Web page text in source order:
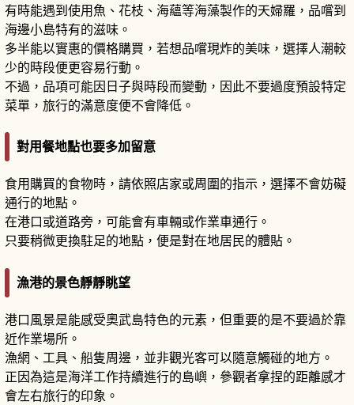
有時能遇到使用魚、花枝、海蘊等海藻製作的天婦羅，品嚐到
海邊小島特有的滋味。
多半能以實惠的價格購買，若想品嚐現炸的美味，選擇人潮較
少的時段便更容易行動。
不過，品項可能因日子與時段而變動，因此不要過度預設特定
菜單，旅行的滿意度便不會降低。
對用餐地點也要多加留意
食用購買的食物時，請依照店家或周圍的指示，選擇不會妨礙
通行的地點。
在港口或道路旁，可能會有車輛或作業車通行。
只要稍微更換駐足的地點，便是對在地居民的體貼。
漁港的景色靜靜眺望
港口風景是能感受奧武島特色的元素，但重要的是不要過於靠
近作業場所。
漁網、工具、船隻周邊，並非觀光客可以隨意觸碰的地方。
正因為這是海洋工作持續進行的島嶼，參觀者拿捏的距離感才
會左右旅行的印象。